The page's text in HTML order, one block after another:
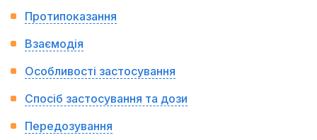
Протипоказання
Взаємодія
Особливості застосування
Спосіб застосування та дози
Передозування